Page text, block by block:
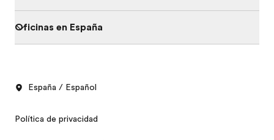
Oficinas en España
España / Español
Política de privacidad